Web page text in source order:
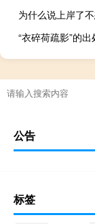
为什么说上岸了
“衣碎荷疏影”的出
公告
标签